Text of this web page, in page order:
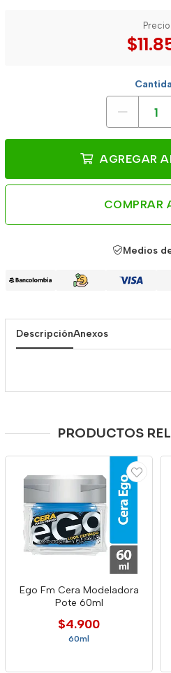
Precio
AGREGAR
COMPRAR
Medios
DescripciónAnexos
PRODUCTOS
Ego Fm Cera Modeladora
Pote 60ml
$4.900
60ml